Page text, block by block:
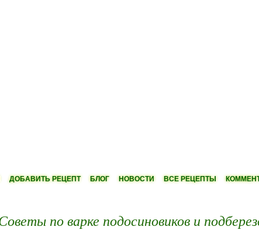
ДОБАВИТЬ РЕЦЕПТ БЛОГ НОВОСТИ ВСЕ РЕЦЕПТЫ
по варке подосиновиков и